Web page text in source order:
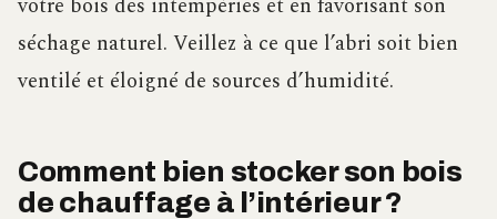
séchage naturel. Veillez à ce que l’abri soit bien
ventilé et éloigné de sources d’humidité.
Comment bien stocker son bois
de chauffage à l’intérieur ?